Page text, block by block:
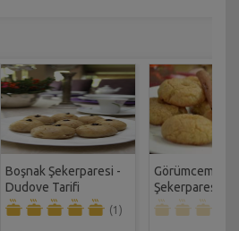
Boşnak Şekerparesi -
Dudove Tarifi
(1)
Görümcemin
Şekerparesi